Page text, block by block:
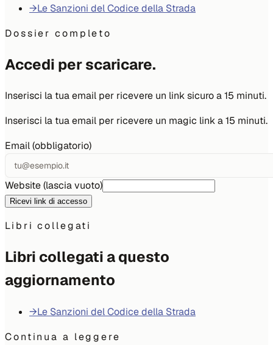
→Le Sanzioni del Codice della Strada
Dossier completo
Accedi per scaricare.
Inserisci la tua email per ricevere un link sicuro a 15 minuti.
Inserisci la tua email per ricevere un magic link a 15 minuti.
Email (obbligatorio)
Website (lascia vuoto)
Ricevi link di accesso
Libri collegati
Libri collegati a questo
aggiornamento
→Le Sanzioni del Codice della Strada
Continua a leggere